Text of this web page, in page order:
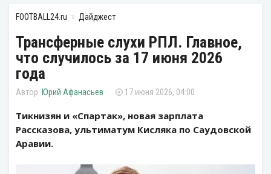
FOOTBALL24.ru Дайджест
Трансферные слухи РПЛ. Главное,
что случилось за 17 июня 2026
года
Юрий Афанасьев 17 июня 2026, 04:00
Тикнизян и «Спартак», новая зарплата
Рассказова, ультиматум Кисляка по Саудовской
Аравии.